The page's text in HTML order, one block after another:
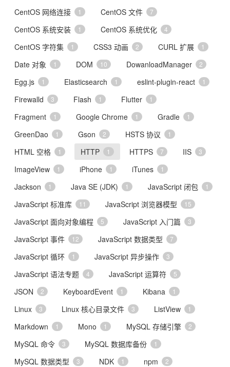
CentOS 网络连接 1 CentOS 文件 7
CentOS 系统安装 1 CentOS 系统优化 4
CentOS 字符集 1 CSS3 动画 2 CURL 扩展 1
Date 对象 1 DOM 10 DowanloadManager 2
Egg.js 1 Elasticsearch 1 eslint-plugin-react 1
Firewalld 3 Flash 1 Flutter 1
Fragment 1 Google Chrome 1 Gradle 1
GreenDao 1 Gson 2 HSTS 协议 1
HTML 空格 1 HTTP 1 HTTPS 7 IIS 3
ImageView 1 iPhone 1 iTunes 1
Jackson 1 Java SE (JDK) 1 JavaScript 闭包 1
JavaScript 标准库 11 JavaScript 浏览器模型 15
JavaScript 面向对象编程 5 JavaScript 入门篇 3
JavaScript 事件 12 JavaScript 数据类型 7
JavaScript 循环 1 JavaScript 异步操作 3
JavaScript 语法专题 4 JavaScript 运算符 5
JSON 2 KeyboardEvent 1 Kibana 1
Linux 3 Linux 核心目录文件 3 ListView 1
Markdown 1 Mono 1 MySQL 存储引擎 2
MySQL 命令 3 MySQL 数据库备份 1
MySQL 数据类型 3 NDK 1 npm 2